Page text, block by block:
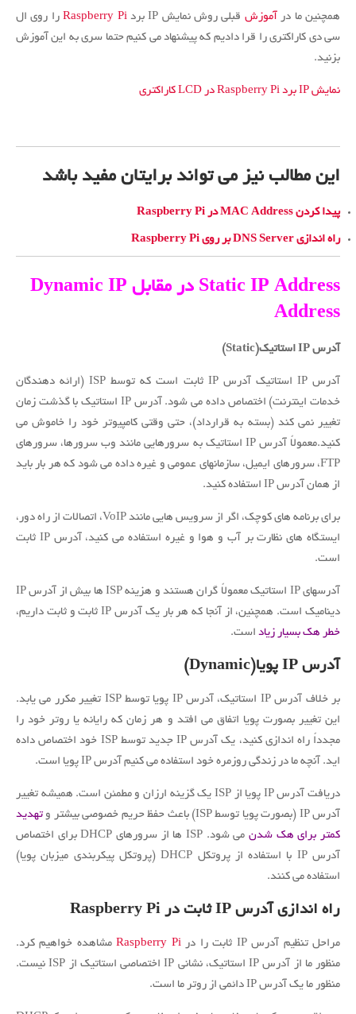
همچنین ما در آموزش قبلی روش نمایش IP برد Raspberry Piرا روی ال
سی دی کاراکتری را قرا دادیم که پیشنهاد می کنیم حتما سری به این آموزش
بزنید.
نمایش IP برد Raspberry Pi در LCD کاراکتری
این مطالب نیز می تواند برایتان مفید باشد
پیدا کردن MAC Address در Raspberry Pi
راه اندازی DNS Server بر روی Raspberry Pi
Static IP Address در مقابل Dynamic IP
Address
آدرس IP استاتیک(Static)
آدرس IP استاتیک آدرس IP ثابت است که توسط ISP (ارائه دهندگان
خدمات اینترنت) اختصاص داده می شود.
آدرس IP استاتیک با گذشت زمان
تغییر نمی کند (بسته به قرارداد)، حتی وقتی کامپیوتر خود را خاموش می
کنید.
معمولاً آدرس IP استاتیک به سرورهایی مانند وب سرورها، سرورهای
FTP، سرورهای ایمیل، سازمانهای عمومی و غیره داده می شود که هر بار باید
از همان آدرس IP استفاده کنید.
برای برنامه های کوچک، اگر از سرویس هایی مانند VoIP، اتصالات از راه دور،
ایستگاه های نظارت بر آب و هوا و غیره استفاده می کنید، آدرس IP ثابت
است.
آدرسهای IP استاتیک معمولاً گران هستند و هزینه ISP ها بیش از آدرس IP
دینامیک است. همچنین، از آنجا که هر بار یک آدرس IP ثابت و ثابت داریم،
خطر هک بسیار زیاد است.
آدرس IP پویا (Dynamic)
بر خلاف آدرس IP استاتیک، آدرس IP پویا توسط ISP تغییر مکرر می یابد.
این تغییر بصورت پویا اتفاق می افتد و هر زمان که رایانه یا روتر خود را
مجدداً راه اندازی کنید، یک آدرس IP جدید توسط ISP خود اختصاص داده
اید. آنچه ما در زندگی روزمره خود استفاده می کنیم آدرس IP پویا است.
دریافت آدرس IP پویا از ISP یک گزینه ارزان و مطمئن است.
همیشه تغییر
آدرس IP (بصورت پویا توسط ISP) باعث حفظ حریم خصوصی بیشتر و
تهدید
کمتر برای هک شدنمی شود.
ISP ها از سرورهای DHCP برای اختصاص
آدرس IP با استفاده از پروتکل DHCP (پروتکل پیکربندی میزبان پویا)
استفاده می کنند.
راه اندازی آدرس IP ثابت در Raspberry Pi
مراحل تنظیم آدرس IP ثابت را در Raspberry Piمشاهده خواهیم کرد.
منظور ما از آدرس IP استاتیک، نشانی IP اختصاصی استاتیک از ISP نیست.
منظور ما یک آدرس IP دائمی از روتر ما است.